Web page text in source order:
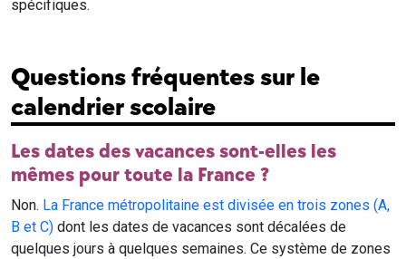
spécifiques.
Questions fréquentes sur le
calendrier scolaire
Les dates des vacances sont-elles les
mêmes pour toute la France ?
Non. La France métropolitaine est divisée en trois zones (A,
B et C) dont les dates de vacances sont décalées de
quelques jours à quelques semaines. Ce système de zones